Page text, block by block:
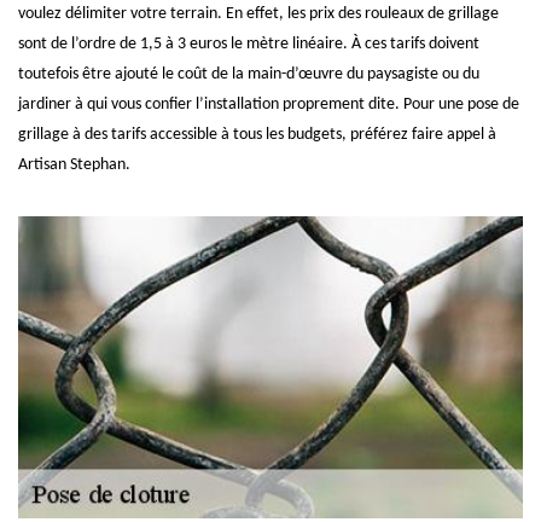
voulez délimiter votre terrain. En effet, les prix des rouleaux de grillage
sont de l’ordre de 1,5 à 3 euros le mètre linéaire. À ces tarifs doivent
toutefois être ajouté le coût de la main-d’œuvre du paysagiste ou du
jardiner à qui vous confier l’installation proprement dite. Pour une pose de
grillage à des tarifs accessible à tous les budgets, préférez faire appel à
Artisan Stephan.